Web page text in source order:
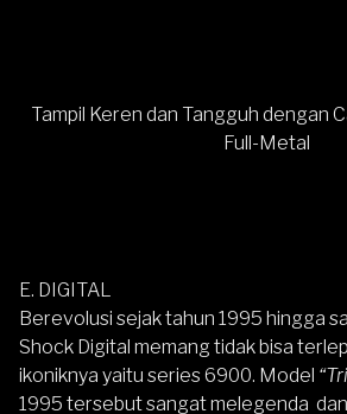
Tampil Keren dan Tangguh dengan
Full-Metal
E. DIGITAL
Berevolusi sejak tahun 1995 hingga
Shock Digital memang tidak bisa
ikoniknya yaitu series 6900. Model
1995 tersebut sangat melegenda